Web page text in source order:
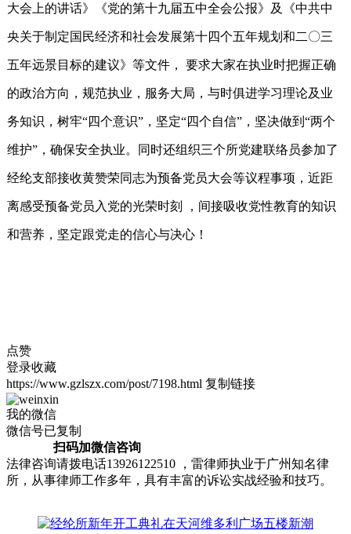
大会上的讲话》《党的第十九届五中全会公报》及《中共中
央关于制定国民经济和社会发展第十四个五年规划和二〇三
五年远景目标的建议》等文件， 要求大家在执业时把握正确
的政治方向，规范执业，服务大局，与时俱进学习理论及业
务知识，树牢“四个意识”，坚定“四个自信”，坚决做到“两个
维护”，确保安全执业。同时还组织三个所党建联络员参加了
经纶支部接收黄赞荣同志为预备党员大会等议程事项，近距
离感受预备党员入党的光荣时刻 ，间接吸收党性教育的知识
和营养，坚定跟党走的信心与决心！
点赞
登录收藏
https://www.gzlszx.com/post/7198.html 复制链接
我的微信
微信号已复制
扫码加微信咨询
法律咨询请拨电话13926122510 ，雷律师执业于广州知名律
所，从事律师工作多年，具有丰富的诉讼实战经验和技巧。